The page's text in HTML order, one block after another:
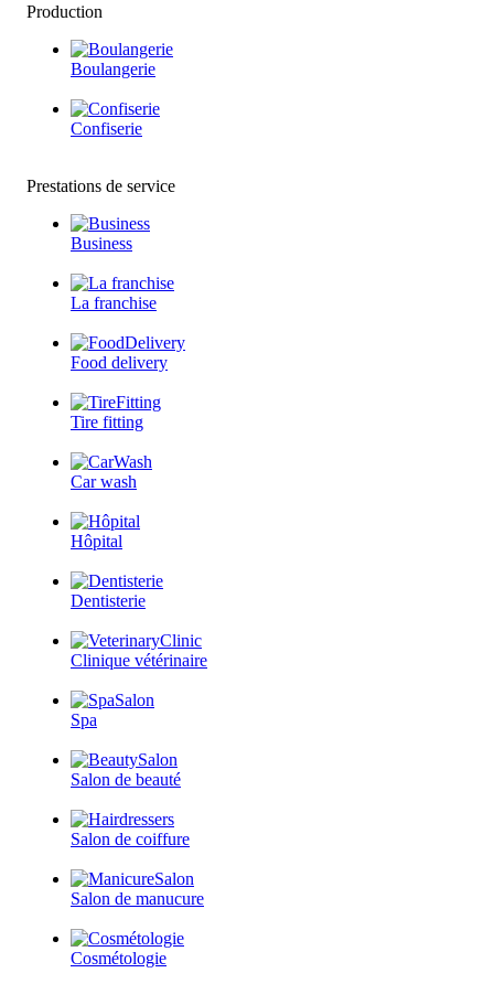
Production
Boulangerie
Confiserie
Prestations de service
Business
La franchise
Food delivery
Tire fitting
Car wash
Hôpital
Dentisterie
Clinique vétérinaire
Spa
Salon de beauté
Salon de coiffure
Salon de manucure
Cosmétologie